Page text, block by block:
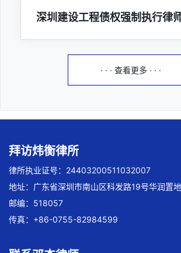
深圳建设工程债权强制执行律
· · · 查看更多 · · ·
拜访炜衡律所
律所执业证号：24403200511032007
地址：广东省深圳市南山区科发路19号华润置
邮编：518057
传真：+86-0755-82984599